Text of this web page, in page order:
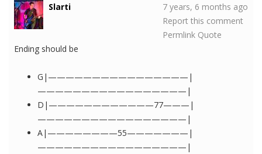
Slarti
7 years, 6 months ago
Report this comment
Permlink Quote
Ending should be
G|————————————————|
—————————————————|
D|————————————77———|
—————————————————|
A|————————55———————|
—————————————————|